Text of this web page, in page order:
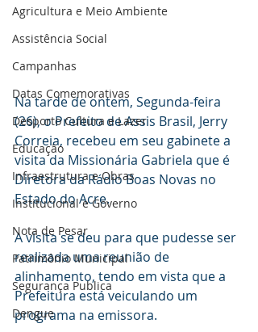
Agricultura e Meio Ambiente
Assistência Social
Campanhas
Datas Comemorativas
Desporto Cultura e Lazer
Educação
Infraestrutura e Obras
Institucional e Governo
Nota de Pesar
Patrimônio Municipal
Segurança Publica
Dengue
Na tarde de ontem, Segunda-feira
(26), o Prefeito de Assis Brasil, Jerry
Correia, recebeu em seu gabinete a
visita da Missionária Gabriela que é
Diretora da Rádio Boas Novas no
Estado do Acre.
A visita se deu para que pudesse ser
realizada uma reunião de
alinhamento, tendo em vista que a
Prefeitura está veiculando um
programa na emissora.